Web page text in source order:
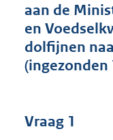
aan de
en
dolfijnen
(ingezonden
Vraag 1